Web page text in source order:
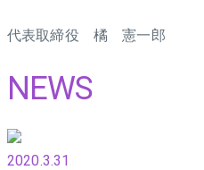
代表取締役 橘 憲一郎
NEWS
2020.3.31